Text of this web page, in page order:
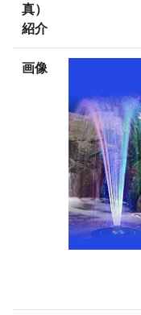
真）
紹介
画像